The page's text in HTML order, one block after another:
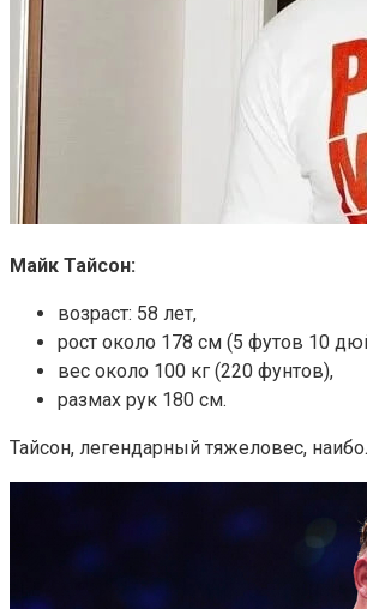
Майк Тайсон:
возраст: 58 лет,
рост около 178 см (5 футов 10
вес около 100 кг (220 фунтов),
размах рук 180 см.
Тайсон, легендарный тяжеловес,